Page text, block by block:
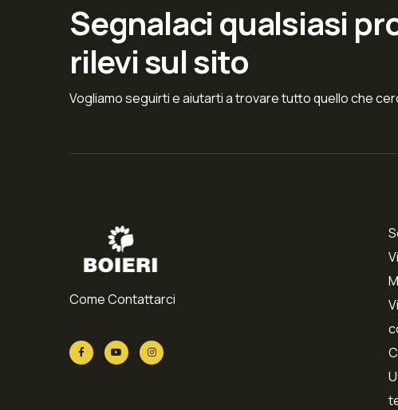
Segnalaci qualsiasi
rilevi sul sito
Vogliamo seguirti e aiutarti a trovare tutto quello che
Come Contattarci